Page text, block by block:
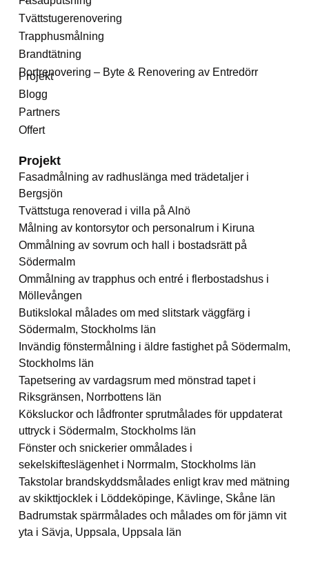
Tvättstugerenovering
Trapphusmålning
Brandtätning
Portrenovering – Byte & Renovering av Entredörr
Projekt
Blogg
Partners
Offert
Projekt
Fasadmålning av radhuslänga med trädetaljer i
Bergsjön
Tvättstuga renoverad i villa på Alnö
Målning av kontorsytor och personalrum i Kiruna
Ommålning av sovrum och hall i bostadsrätt på
Södermalm
Ommålning av trapphus och entré i flerbostadshus i
Möllevången
Butikslokal målades om med slitstark väggfärg i
Södermalm, Stockholms län
Invändig fönstermålning i äldre fastighet på Södermalm,
Stockholms län
Tapetsering av vardagsrum med mönstrad tapet i
Riksgränsen, Norrbottens län
Köksluckor och lådfronter sprutmålades för uppdaterat
uttryck i Södermalm, Stockholms län
Fönster och snickerier ommålades i
sekelskifteslägenhet i Norrmalm, Stockholms län
Takstolar brandskyddsmålades enligt krav med mätning
av skikttjocklek i Löddeköpinge, Kävlinge, Skåne län
Badrumstak spärrmålades och målades om för jämn vit
yta i Sävja, Uppsala, Uppsala län